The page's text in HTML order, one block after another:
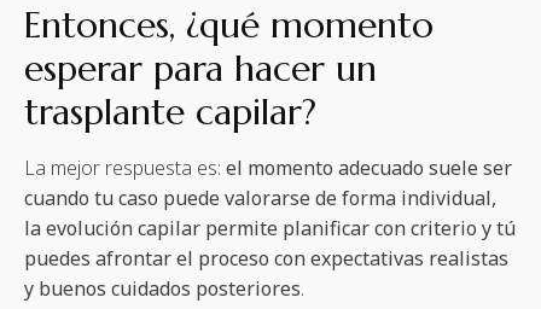
Entonces, ¿qué momento
esperar para hacer un
trasplante capilar?
La mejor respuesta es: el momento adecuado suele ser
cuando tu caso puede valorarse de forma individual,
la evolución capilar permite planificar con criterio y tú
puedes afrontar el proceso con expectativas realistas
y buenos cuidados posteriores.